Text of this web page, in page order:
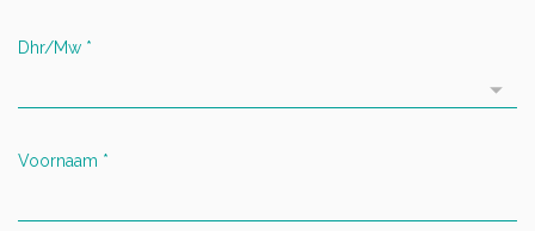
Dhr/Mw *
Voornaam *